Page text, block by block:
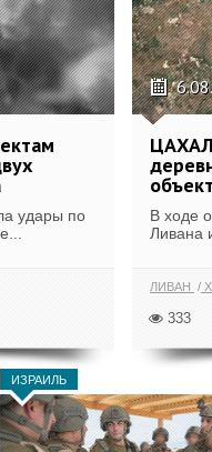
удары по
В ходе
Ливана
ЛИВАН
333
ИЗРАИЛЬ